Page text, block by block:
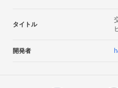
ネームの入力が必要です。【特
★オービスだけじゃない！全国
このアプリをインストールした
タイトル
開発者